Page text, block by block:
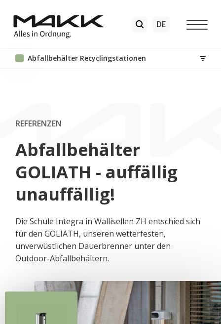
Abfallbehälter Recyclingstationen
REFERENZEN
Abfallbehälter
GOLIATH - auffällig
unauffällig!
Die Schule Integra in Wallisellen ZH entschied sich
für den GOLIATH, unseren wetterfesten,
unverwüstlichen Dauerbrenner unter den
Outdoor-Abfallbehältern.